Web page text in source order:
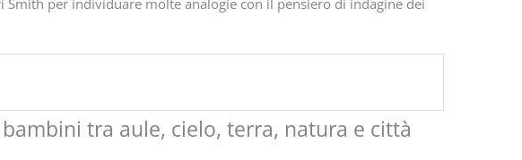
Smith per individuare molte analogie con il pensiero di indagine dei
tra aule, cielo, terra, natura e città